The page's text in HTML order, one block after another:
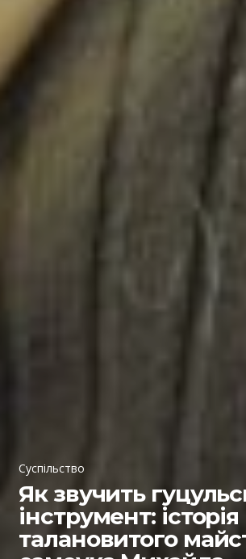
Суспільство
Як звучить
інструмент: історія
талановитого